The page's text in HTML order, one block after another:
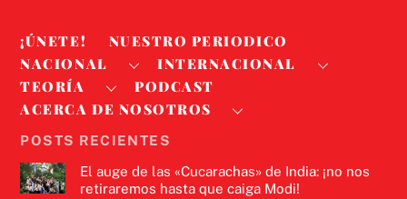
¡ÚNETE!
NUESTRO PERIODICO
NACIONAL
INTERNACIONAL
TEORÍA
PODCAST
ACERCA DE NOSOTROS
POSTS RECIENTES
El auge de las «Cucarachas» de India: ¡no nos
retiraremos hasta que caiga Modi!